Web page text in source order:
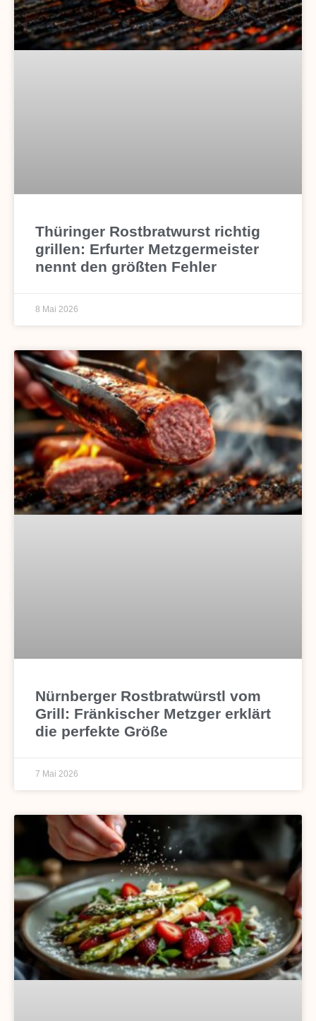
Thüringer Rostbratwurst richtig
grillen: Erfurter Metzgermeister
nennt den größten Fehler
8 Mai 2026
Nürnberger Rostbratwürstl vom
Grill: Fränkischer Metzger erklärt
die perfekte Größe
7 Mai 2026